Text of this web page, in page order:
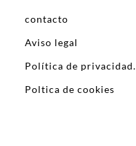
contacto
Aviso legal
Política de privacidad.
Poltica de cookies